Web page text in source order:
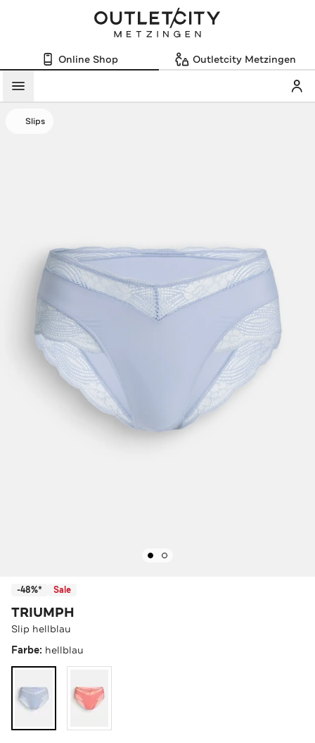
Online Shop Outletcity Metzingen
Menü
Slips
-48%* Sale
TRIUMPH
Slip hellblau
Farbe: hellblau